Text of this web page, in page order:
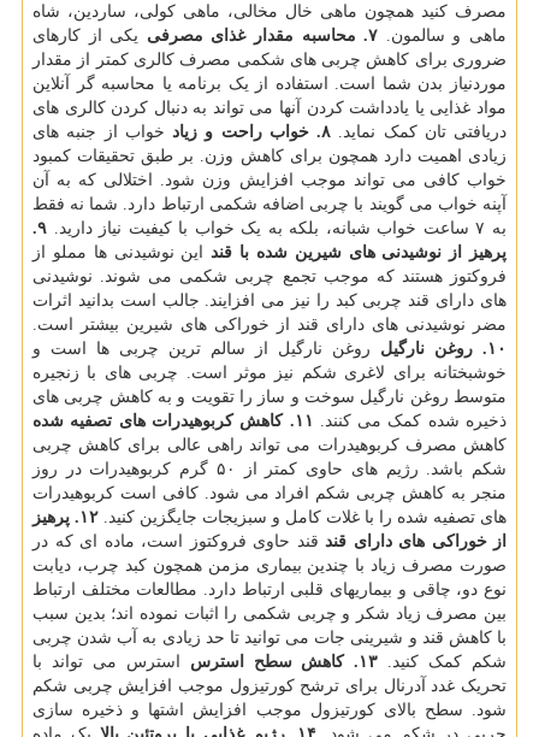
مصرف کنید همچون ماهی خال مخالی، ماهی کولی، ساردین، شاه
ماهی و سالمون. ۷. محاسبه مقدار غذای مصرفی
یکی از کارهای
ضروری برای کاهش چربی های شکمی مصرف کالری کمتر از مقدار
موردنیاز بدن شما است. استفاده از یک برنامه یا محاسبه گر آنلاین
مواد غذایی یا یادداشت کردن آنها می تواند به دنبال کردن کالری های
دریافتی تان کمک نماید. ۸. خواب راحت و زیاد
خواب از جنبه های
زیادی اهمیت دارد همچون برای کاهش وزن. بر طبق تحقیقات کمبود
خواب کافی می تواند موجب افزایش وزن شود. اختلالی که به آن
آپنه خواب می گویند با چربی اضافه شکمی ارتباط دارد. شما نه فقط
به ۷ ساعت خواب شبانه، بلکه به یک خواب با کیفیت نیاز دارید.
۹.
پرهیز از نوشیدنی های شیرین شده با قنداین نوشیدنی ها مملو از
فروکتوز هستند که موجب تجمع چربی شکمی می شوند. نوشیدنی
های دارای قند چربی کبد را نیز می افزایند. جالب است بدانید اثرات
مضر نوشیدنی های دارای قند از خوراکی های شیرین بیشتر است.
۱۰. روغن نارگیل
روغن نارگیل از سالم ترین چربی ها است و
خوشبختانه برای لاغری شکم نیز موثر است. چربی های با زنجیره
متوسط روغن نارگیل سوخت و ساز را تقویت و به کاهش چربی های
ذخیره شده کمک می کنند. ۱۱. کاهش کربوهیدرات های تصفیه شده
کاهش مصرف کربوهیدرات می تواند راهی عالی برای کاهش چربی
شکم باشد. رژیم های حاوی کمتر از ۵۰ گرم کربوهیدرات در روز
منجر به کاهش چربی شکم افراد می شود. کافی است کربوهیدرات
های تصفیه شده را با غلات کامل و سبزیجات جایگزین کنید.
۱۲. پرهیز
از خوراکی های دارای قند قند حاوی فروکتوز است، ماده ای که در
صورت مصرف زیاد با چندین بیماری مزمن همچون کبد چرب، دیابت
نوع دو، چاقی و بیماریهای قلبی ارتباط دارد. مطالعات مختلف ارتباط
بین مصرف زیاد شکر و چربی شکمی را اثبات نموده اند؛ بدین سبب
با کاهش قند و شیرینی جات می توانید تا حد زیادی به آب شدن چربی
شکم کمک کنید. ۱۳. کاهش سطح استرس
استرس می تواند با
تحریک غدد آدرنال برای ترشح کورتیزول موجب افزایش چربی شکم
شود. سطح بالای کورتیزول موجب افزایش اشتها و ذخیره سازی
چربی در شکم می شود. ۱۴. رژیم غذایی با پروتئین بالا یک ماده